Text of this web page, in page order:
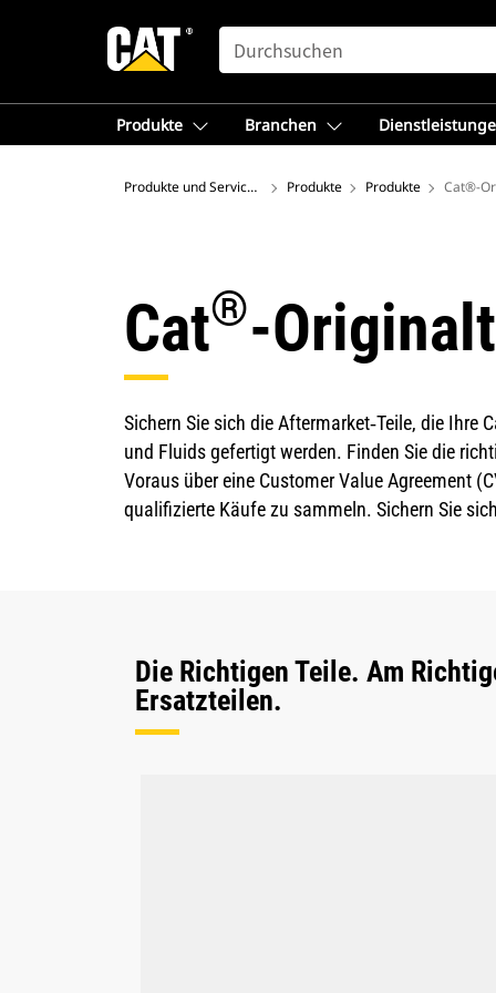
SEARCH
Produkte Branchen
Produkte und Services – Europa
Produkte Produkte Cat®-
Cat®-
Sichern Sie sich die Aftermarket‑Teile, die
und Fluids gefertigt werden. Finden Sie die
Voraus über eine Customer Value Agreement
qualifizierte Käufe zu sammeln. Sichern Sie
Die Richtigen Teile. Am
Ersatzteilen.